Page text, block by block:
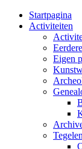
Startpagina
Activiteiten
Eigen